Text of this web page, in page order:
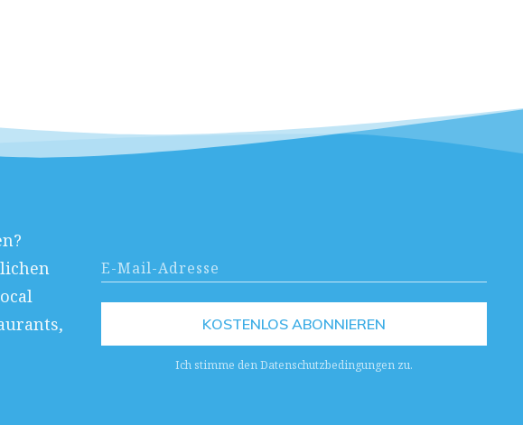
KOSTENLOS ABONNIEREN
Ich stimme den Datenschutzbedingungen zu.